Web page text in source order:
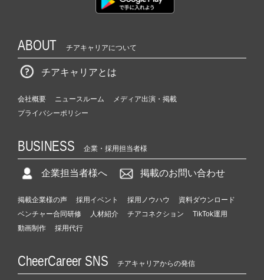
ABOUT チアキャリアについて
チアキャリアとは
会社概要 ニュースルーム
メディア出演・掲載
プライバシーポリシー
BUSINESS 企業・採用担当者様
企業担当者様へ 掲載のお問い合わせ
掲載企業様の声 採用イベント 採用ノウハウ
資料ダウンロード
ベンチャー合同研修
人材紹介 チアコネクション
TikTok運用
動画制作
採用代行
CheerCareer SNS チアキャリアからの発信